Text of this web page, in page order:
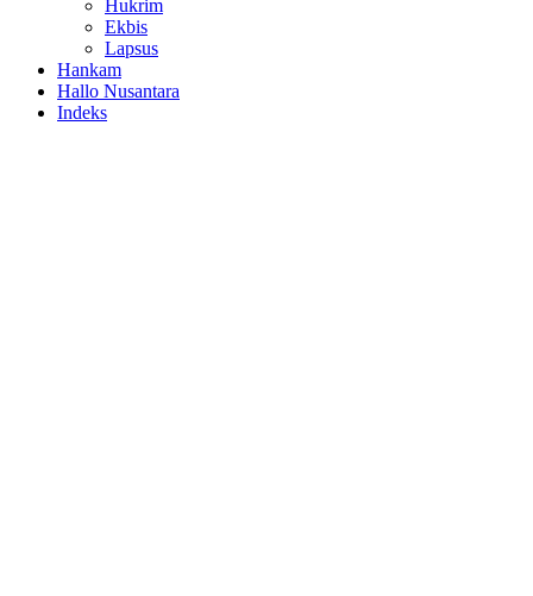
Hukrim
Ekbis
Lapsus
Hankam
Hallo Nusantara
Indeks